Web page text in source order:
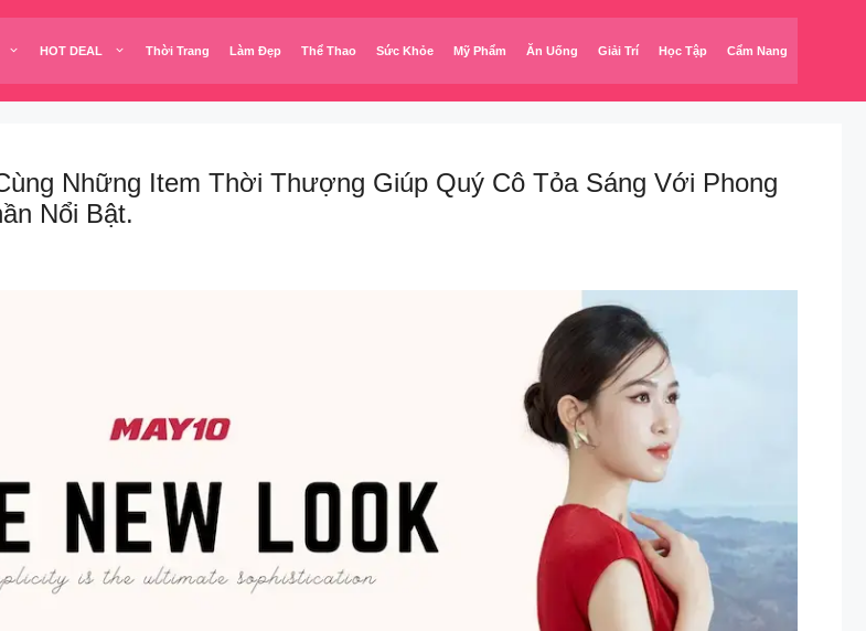
HOT DEAL Thời Trang Làm Đẹp Thể Thao Sức Khỏe Mỹ Phẩm Ăn Uống Giải Trí Học Tập Cẩm Nang
Những Item Thời Thượng Giúp Quý Cô Tỏa Sáng Với Phong
Nổi Bật.